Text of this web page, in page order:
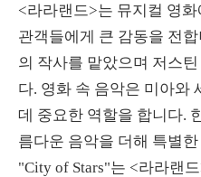
<라라랜드>는 뮤지컬 영
관객들에게 큰 감동을 전
의 작사를 맡았으며 저스
다. 영화 속 음악은 미아와
데 중요한 역할을 합니다.
름다운 음악을 더해 특별
"City of Stars"는 <라라랜